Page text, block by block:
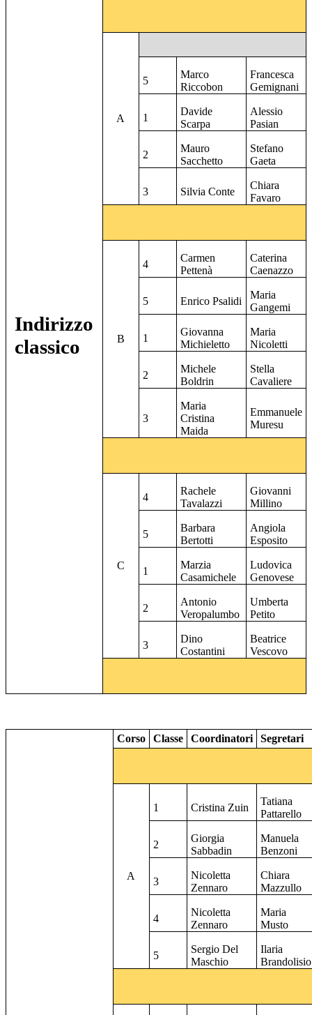
Indirizzo
classico
A
5
Marco
Riccobon
Francesca
Gemignani
1
Davide
Scarpa
Alessio
Pasian
2
Mauro
Sacchetto
Stefano
Gaeta
3 Silvia Conte
Chiara
Favaro
B
4
Carmen
Pettenà
Caterina
Caenazzo
5 Enrico Psalidi
Maria
Gangemi
1
Giovanna
Michieletto
Maria
Nicoletti
2
Michele
Boldrin
Stella
Cavaliere
3
Maria
Cristina
Maida
Emmanuele
Muresu
C
4
Rachele
Tavalazzi
Giovanni
Millino
5
Barbara
Bertotti
Angiola
Esposito
1
Marzia
Casamichele
Ludovica
Genovese
2
Antonio
Veropalumbo
Umberta
Petito
3
Dino
Costantini
Beatrice
Vescovo
Corso Classe Coordinatori Segretari
A
1 Cristina Zuin
Tatiana
Pattarello
2
Giorgia
Sabbadin
Manuela
Benzoni
3
Nicoletta
Zennaro
Chiara
Mazzullo
4
Nicoletta
Zennaro
Maria
Musto
5
Sergio Del
Maschio
Ilaria
Brandolisio